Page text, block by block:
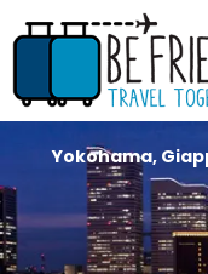
Yokohama,